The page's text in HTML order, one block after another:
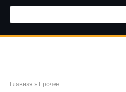
Поиск:
Главная » Прочее